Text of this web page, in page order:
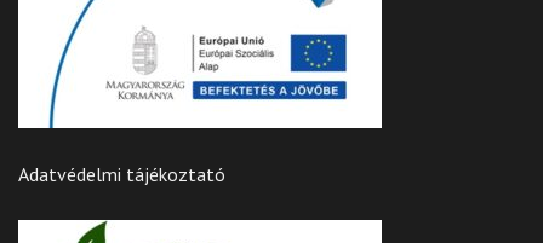
Adatvédelmi tájékoztató